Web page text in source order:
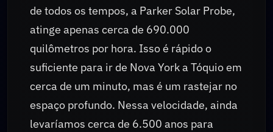
de todos os tempos, a Parker Solar Probe,
atinge apenas cerca de 690.000
quilômetros por hora. Isso é rápido o
suficiente para ir de Nova York a Tóquio em
cerca de um minuto, mas é um rastejar no
espaço profundo. Nessa velocidade, ainda
levaríamos cerca de 6.500 anos para